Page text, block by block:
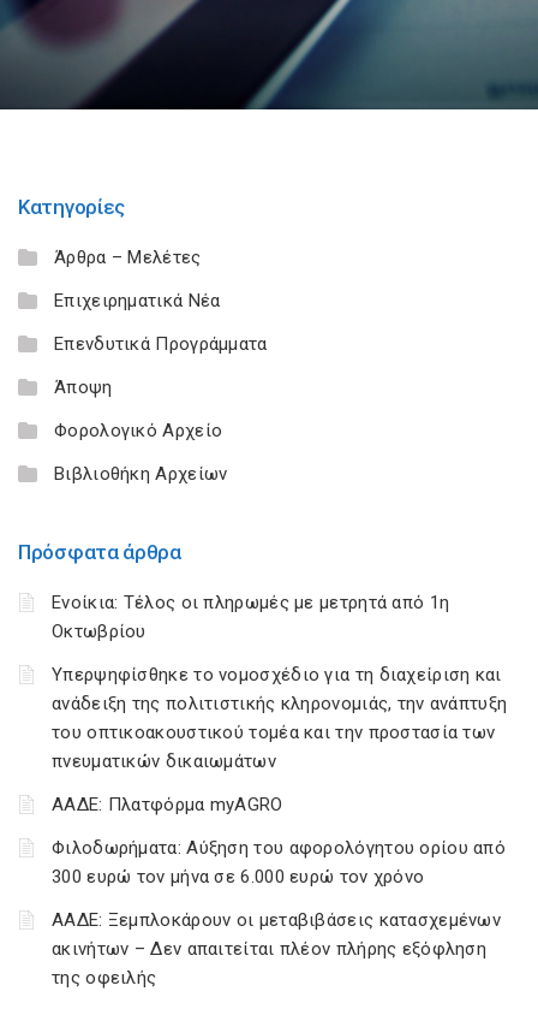
Κατηγορίες
Άρθρα – Μελέτες
Επιχειρηματικά Νέα
Επενδυτικά Προγράμματα
Άποψη
Φορολογικό Αρχείο
Βιβλιοθήκη Αρχείων
Πρόσφατα άρθρα
Ενοίκια: Τέλος οι πληρωμές με μετρητά από 1η
Οκτωβρίου
Υπερψηφίσθηκε το νομοσχέδιο για τη διαχείριση και
ανάδειξη της πολιτιστικής κληρονομιάς, την ανάπτυξη
του οπτικοακουστικού τομέα και την προστασία των
πνευματικών δικαιωμάτων
ΑΑΔΕ: Πλατφόρμα myAGRO
Φιλοδωρήματα: Αύξηση του αφορολόγητου ορίου από
300 ευρώ τον μήνα σε 6.000 ευρώ τον χρόνο
ΑΑΔΕ: Ξεμπλοκάρουν οι μεταβιβάσεις κατασχεμένων
ακινήτων – Δεν απαιτείται πλέον πλήρης εξόφληση
της οφειλής